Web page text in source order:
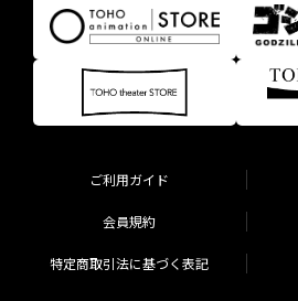
ご利用ガイド
会員規約
特定商取引法に基づく表記